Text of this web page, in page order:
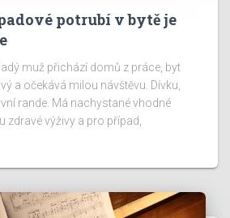
potrubí v bytě je
muž přichází domů z práce, byt
a očekává milou návštěvu. Dívku,
rande. Má nachystané vhodné
zdravé výživy a pro případ,